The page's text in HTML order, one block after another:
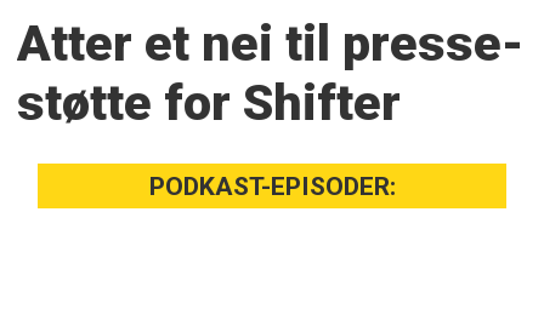
Atter et nei til presse­
støtte for Shifter
PODKAST-EPISODER: